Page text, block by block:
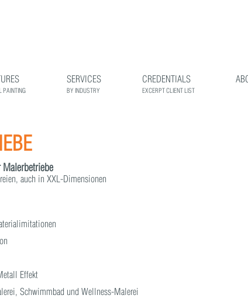
PAINTING
SERVICES
BY INDUSTRY
CREDENTIALS
EXCERPT CLIENT LIST
auch in XXL-Dimensionen
Effekt
Schwimmbad und Wellness-Malerei